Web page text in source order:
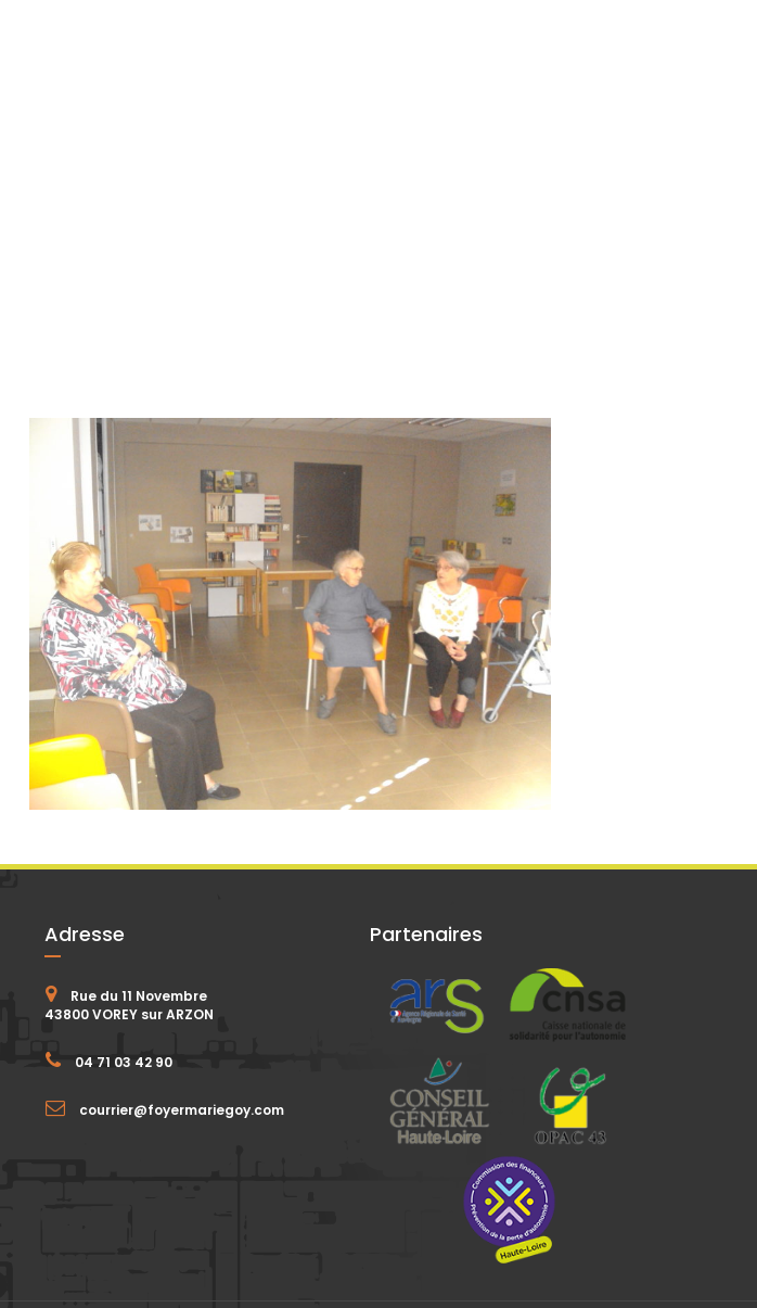
Adresse
Rue du 11 Novembre
43800 VOREY sur ARZON
04 71 03 42 90
courrier@foyermariegoy.com
Partenaires